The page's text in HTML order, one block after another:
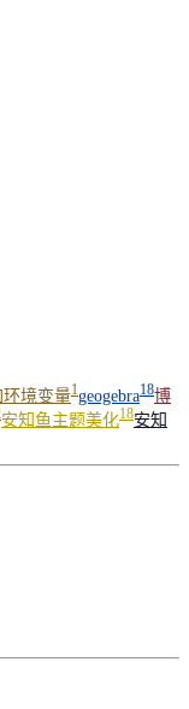
环境变量1geogebra18博
安知鱼主题美化18安知